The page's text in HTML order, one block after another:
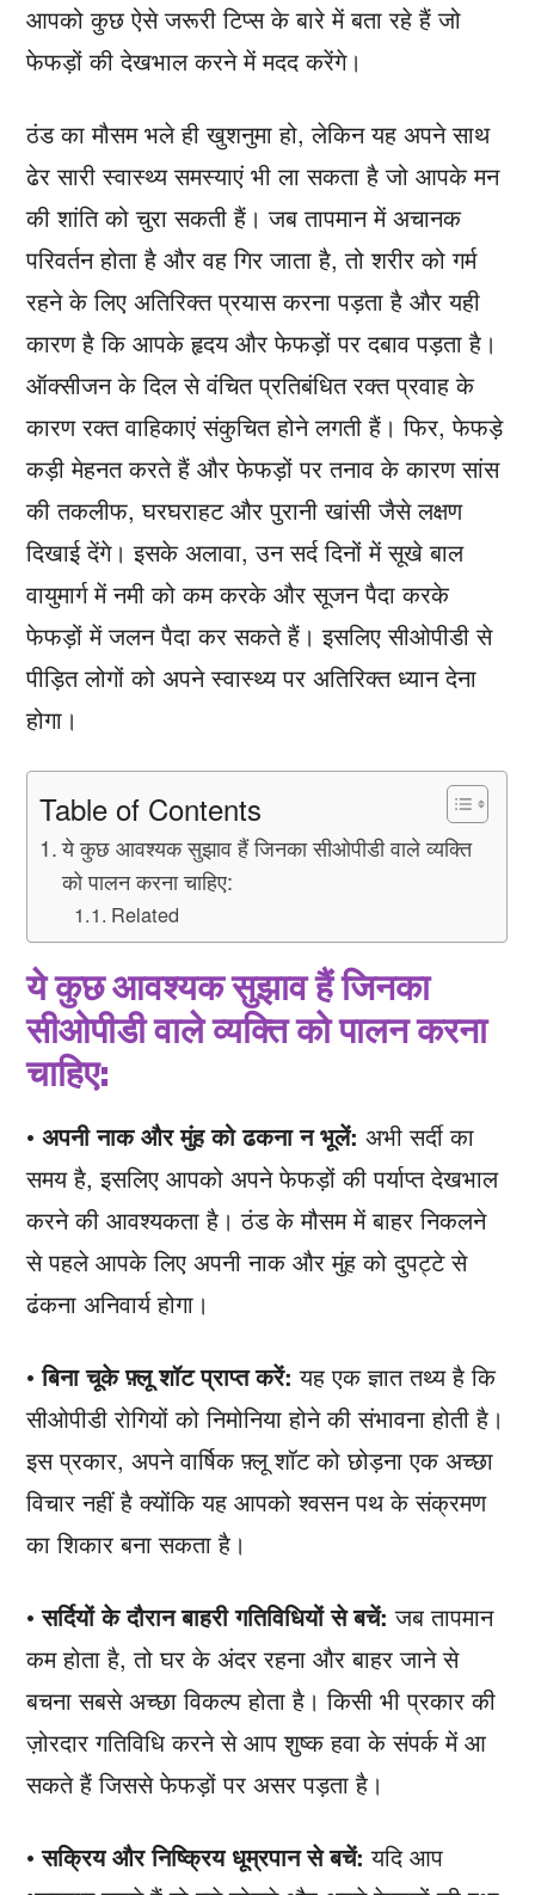
आपको कुछ ऐसे जरूरी टिप्स के बारे में बता रहे हैं जो
फेफड़ों की देखभाल करने में मदद करेंगे।
ठंड का मौसम भले ही खुशनुमा हो, लेकिन यह अपने साथ
ढेर सारी स्वास्थ्य समस्याएं भी ला सकता है जो आपके मन
की शांति को चुरा सकती हैं। जब तापमान में अचानक
परिवर्तन होता है और वह गिर जाता है, तो शरीर को गर्म
रहने के लिए अतिरिक्त प्रयास करना पड़ता है और यही
कारण है कि आपके हृदय और फेफड़ों पर दबाव पड़ता है।
ऑक्सीजन के दिल से वंचित प्रतिबंधित रक्त प्रवाह के
कारण रक्त वाहिकाएं संकुचित होने लगती हैं। फिर, फेफड़े
कड़ी मेहनत करते हैं और फेफड़ों पर तनाव के कारण सांस
की तकलीफ, घरघराहट और पुरानी खांसी जैसे लक्षण
दिखाई देंगे। इसके अलावा, उन सर्द दिनों में सूखे बाल
वायुमार्ग में नमी को कम करके और सूजन पैदा करके
फेफड़ों में जलन पैदा कर सकते हैं। इसलिए सीओपीडी से
पीड़ित लोगों को अपने स्वास्थ्य पर अतिरिक्त ध्यान देना
होगा।
Table of Contents
ये कुछ आवश्यक सुझाव हैं जिनका सीओपीडी वाले व्यक्ति
को पालन करना चाहिए:
Related
ये कुछ आवश्यक सुझाव हैं जिनका
सीओपीडी वाले व्यक्ति को पालन करना
चाहिए:
•अपनी नाक और मुंह को ढकना न भूलें: अभी सर्दी का
समय है, इसलिए आपको अपने फेफड़ों की पर्याप्त देखभाल
करने की आवश्यकता है। ठंड के मौसम में बाहर निकलने
से पहले आपके लिए अपनी नाक और मुंह को दुपट्टे से
ढंकना अनिवार्य होगा।
•बिना चूके फ़्लू शॉट प्राप्त करें: यह एक ज्ञात तथ्य है कि
सीओपीडी रोगियों को निमोनिया होने की संभावना होती है।
इस प्रकार, अपने वार्षिक फ़्लू शॉट को छोड़ना एक अच्छा
विचार नहीं है क्योंकि यह आपको श्वसन पथ के संक्रमण
का शिकार बना सकता है।
•सर्दियों के दौरान बाहरी गतिविधियों से बचें: जब तापमान
कम होता है, तो घर के अंदर रहना और बाहर जाने से
बचना सबसे अच्छा विकल्प होता है। किसी भी प्रकार की
ज़ोरदार गतिविधि करने से आप शुष्क हवा के संपर्क में आ
सकते हैं जिससे फेफड़ों पर असर पड़ता है।
•सक्रिय और निष्क्रिय धूम्रपान से बचें: यदि आप